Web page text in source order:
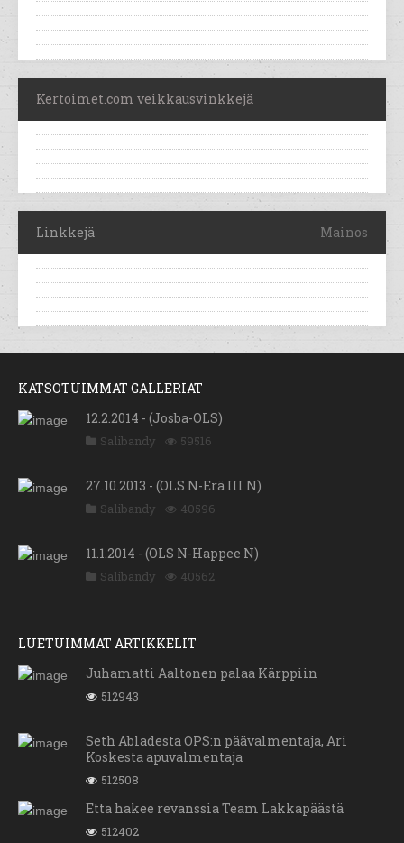
Kertoimet.com veikkausvinkkejä
Linkkejä Mainos
KATSOTUIMMAT GALLERIAT
12.2.2014 - (Josba-OLS)
Salibandy 59516
27.10.2013 - (OLS N-Erä III N)
Salibandy 40596
11.1.2014 - (OLS N-Happee N)
Salibandy 40562
LUETUIMMAT ARTIKKELIT
Juhamatti Aaltonen palaa Kärppiin
512943
Seth Abladesta OPS:n päävalmentaja, Ari
Koskesta apuvalmentaja
512508
Etta hakee revanssia Team Lakkapäästä
512402